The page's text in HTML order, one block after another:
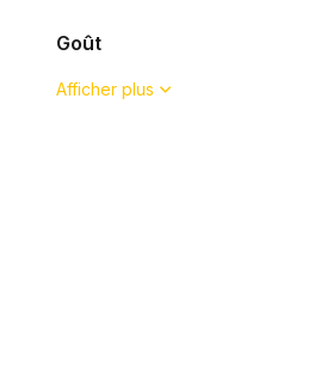
Goût
Afficher plus